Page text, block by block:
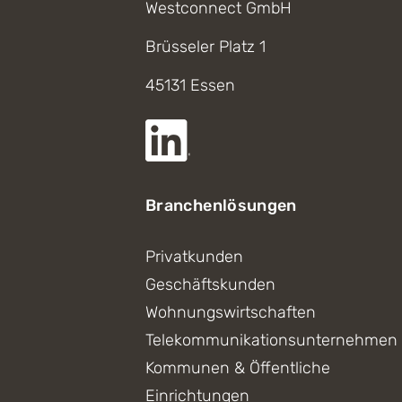
Westconnect GmbH
Brüsseler Platz 1
45131 Essen
Branchenlösungen
Privatkunden
Geschäftskunden
Wohnungswirtschaften
Telekommunikationsunternehmen
Kommunen & Öffentliche
Einrichtungen